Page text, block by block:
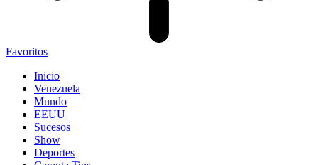
Favoritos
Inicio
Venezuela
Mundo
EEUU
Sucesos
Show
Deportes